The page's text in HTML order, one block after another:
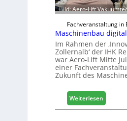
h
e
e
r
ö
r
t
e
r
Z
u
Bild: Aero-Lift
Fachveranstaltung in
Maschinenbau
Im Rahmen der
Zollernalb‘ der IHK
war Aero-Lift Mitte
einer
Zukunft des
Weiterlesen:
M